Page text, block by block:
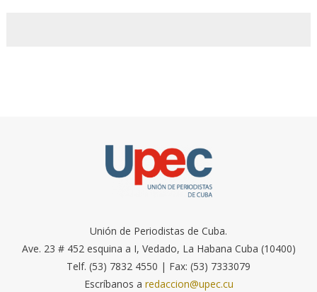
Unión de Periodistas de Cuba.
Ave. 23 # 452 esquina a I, Vedado, La Habana Cuba (10400)
Telf. (53) 7832 4550 | Fax: (53) 7333079
Escríbanos a redaccion@upec.cu